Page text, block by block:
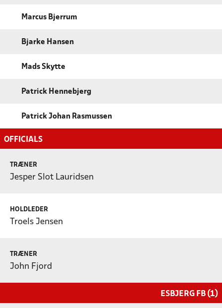
Marcus Bjerrum
Bjarke Hansen
Mads Skytte
Patrick Hennebjerg
Patrick Johan Rasmussen
OFFICIALS
TRÆNER
Jesper Slot Lauridsen
HOLDLEDER
Troels Jensen
TRÆNER
John Fjord
ESBJERG FB (1)